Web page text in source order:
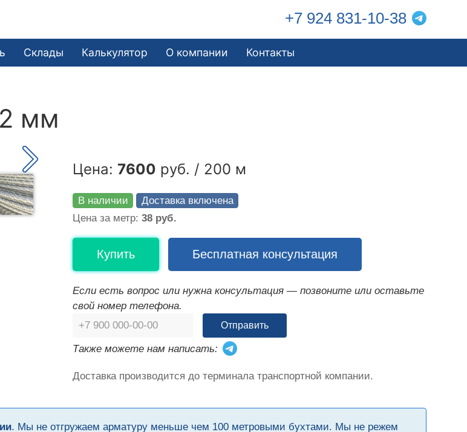
+7 924 831-10-38
Склады Калькулятор О компании Контакты
мм
Цена: 7600 руб. / 200 м
В наличии
Доставка включена
Цена за метр: 38 руб.
Купить Бесплатная консультация
Если есть вопрос или нужна консультация — позвоните или оставьте
свой номер телефона.
Отправить
Также можете нам написать:
Доставка производится до терминала транспортной компании.
. Мы не отгружаем арматуру меньше чем 100 метровыми бухтами. Мы не режем